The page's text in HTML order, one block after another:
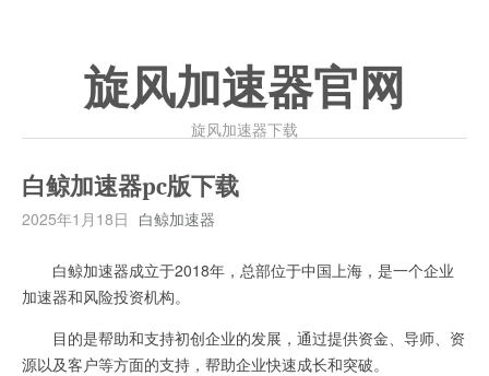
旋风加速器官网
旋风加速器下载
白鲸加速器pc版下载
2025年1月18日 白鲸加速器
白鲸加速器成立于2018年，总部位于中国上海，是一个企业
加速器和风险投资机构。
目的是帮助和支持初创企业的发展，通过提供资金、导师、资
源以及客户等方面的支持，帮助企业快速成长和突破。